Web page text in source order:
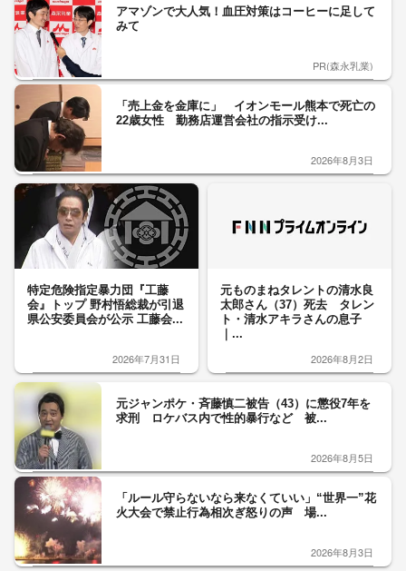
アマゾンで大人気！血圧対策はコーヒーに足して
みて
PR(森永乳業)
「売上金を金庫に」 イオンモール熊本で死亡の
22歳女性 勤務店運営会社の指示受け...
2026年8月3日
特定危険指定暴力団『工藤
会』トップ 野村悟総裁が引退
県公安委員会が公示 工藤会...
2026年7月31日
元ものまねタレントの清水良
太郎さん（37）死去 タレン
ト・清水アキラさんの息子
｜...
2026年8月2日
元ジャンポケ・斉藤慎二被告（43）に懲役7年を
求刑 ロケバス内で性的暴行など 被...
2026年8月5日
「ルール守らないなら来なくていい」“世界一”花
火大会で禁止行為相次ぎ怒りの声 場...
2026年8月3日